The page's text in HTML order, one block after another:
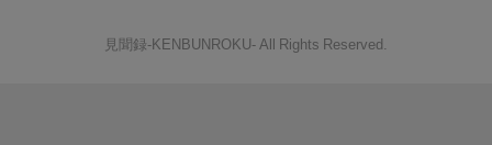
見聞録‐KENBUNROKU- All Rights Reserved.